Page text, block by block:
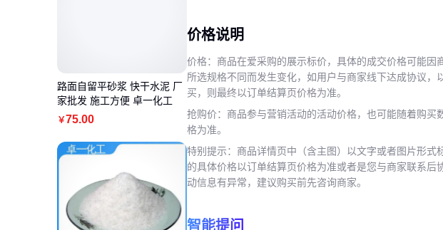
路面自留平砂浆 快干水泥 厂
家批发 施工方便 卓一化工
￥75.00
价格说明
价格：商品在爱采购的展示标价，具体的成交价格可能
所选规格不同而发生变化，如用户与商家线下达成协议
买，则最终以订单结算页价格为准。
抢购价：商品参与营销活动的活动价格，也可能随着购
格为准。
特别提示：商品详情页中（含主图）以文字或者图片形
的具体价格以订单结算页价格为准或者是您与商家联系
动信息有异常，建议购买前先咨询商家。
智能提问